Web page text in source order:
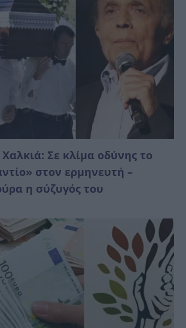
Σε κλίμα οδύνης το
στον ερμηνευτή –
η σύζυγός του